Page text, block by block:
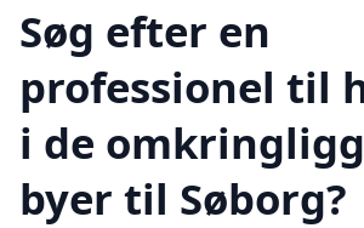
Søg efter en
professionel til
i de
byer til Søborg?